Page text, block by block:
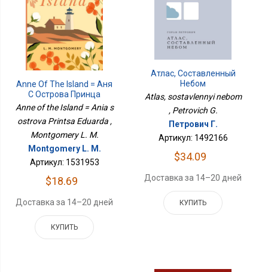
Anne Of The Island = Аня
С Острова Принца
Эдуарда
Anne of the Island = Ania s
ostrova Printsa Eduarda ,
Montgomery L. M.
Montgomery L. M.
Артикул: 1531953
$18.69
Доставка за 14–20 дней
КУПИТЬ
Атлас, Составленный
Небом
Atlas, sostavlennyi nebom
, Petrovich G.
Петрович Г.
Артикул: 1492166
$34.09
Доставка за 14–20 дней
КУПИТЬ